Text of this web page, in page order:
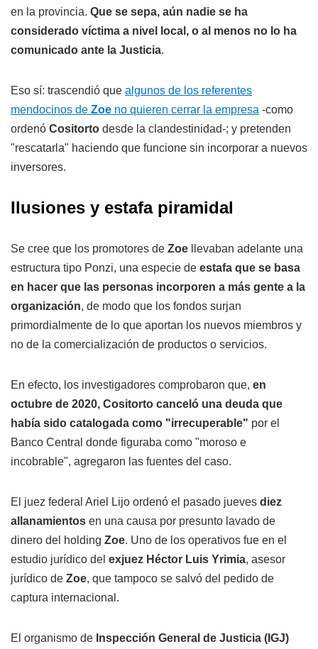
en la provincia. Que se sepa, aún nadie se ha
considerado víctima a nivel local, o al menos no lo ha
comunicado ante la Justicia.
Eso sí: trascendió que algunos de los referentes
mendocinos de Zoe no quieren cerrar la empresa -como
ordenó Cositorto desde la clandestinidad-; y pretenden
"rescatarla" haciendo que funcione sin incorporar a nuevos
inversores.
Ilusiones y estafa piramidal
Se cree que los promotores de Zoe
llevaban adelante una
estructura tipo Ponzi, una especie de estafa que se basa
en hacer que las personas incorporen a más gente a la
organización, de modo que los fondos surjan
primordialmente de lo que aportan los nuevos miembros y
no de la comercialización de productos o servicios.
En efecto, los investigadores comprobaron que, en
octubre de 2020, Cositorto canceló una deuda que
había sido catalogada como "irrecuperable" por el
Banco Central donde figuraba como "moroso e
incobrable", agregaron las fuentes del caso.
El juez federal Ariel Lijo ordenó el pasado jueves diez
allanamientos en una causa por presunto lavado de
dinero del holding Zoe. Uno de los operativos fue en el
estudio jurídico del exjuez Héctor Luis Yrimia, asesor
jurídico de Zoe, que tampoco se salvó del pedido de
captura internacional.
El organismo de Inspección General de Justicia (IGJ)